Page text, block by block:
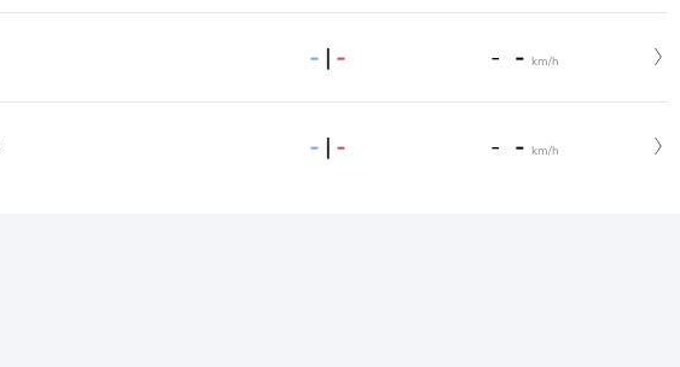
- | - - - km/h
- | - - - km/h